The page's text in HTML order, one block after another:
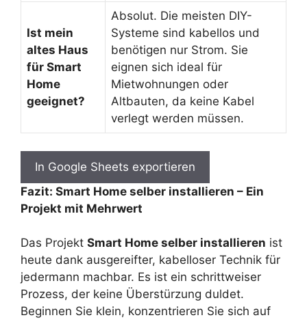
Ist mein
altes Haus
für Smart
Home
geeignet?
Absolut. Die meisten DIY-
Systeme sind kabellos und
benötigen nur Strom. Sie
eignen sich ideal für
Mietwohnungen oder
Altbauten, da keine Kabel
verlegt werden müssen.
In Google Sheets exportieren
Fazit: Smart Home selber installieren – Ein
Projekt mit Mehrwert
Das Projekt Smart Home selber installieren ist
heute dank ausgereifter, kabelloser Technik für
jedermann machbar. Es ist ein schrittweiser
Prozess, der keine Überstürzung duldet.
Beginnen Sie klein, konzentrieren Sie sich auf